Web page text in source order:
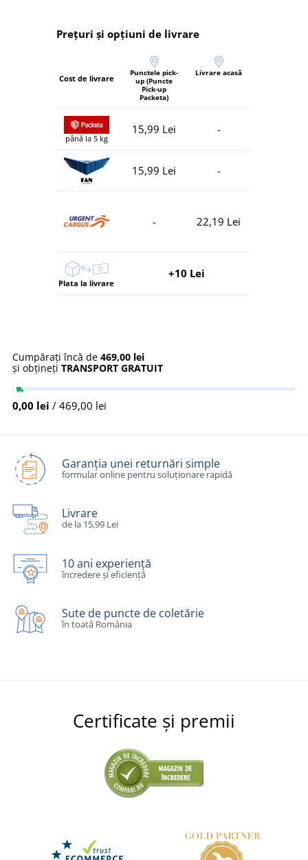
Prețuri și opțiuni de livrare
Cost de livrare
Punctele pick-
up (Puncte
Pick-up
Packeta)
Livrare acasă
până la 5 kg
15,99 Lei -
15,99 Lei -
- 22,19 Lei
Plata la livrare
+10 Lei
Cumpărați încă de 469,00 lei
și obțineți TRANSPORT GRATUIT
0,00 lei / 469,00 lei
Garanția unei returnări simple
formular online pentru soluționare rapidă
Livrare
de la 15,99 Lei
10 ani experiență
încredere și eficiență
Sute de puncte de coletărie
în toată România
Certificate și premii